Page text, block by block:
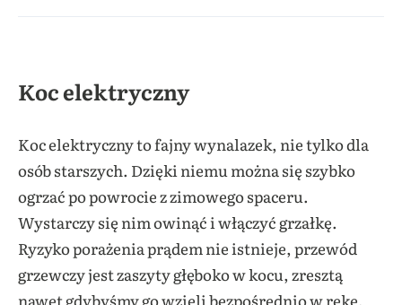
Koc elektryczny
Koc elektryczny to fajny wynalazek, nie tylko dla
osób starszych. Dzięki niemu można się szybko
ogrzać po powrocie z zimowego spaceru.
Wystarczy się nim owinąć i włączyć grzałkę.
Ryzyko porażenia prądem nie istnieje, przewód
grzewczy jest zaszyty głęboko w kocu, zresztą
nawet gdybyśmy go wzięli bezpośrednio w rękę,